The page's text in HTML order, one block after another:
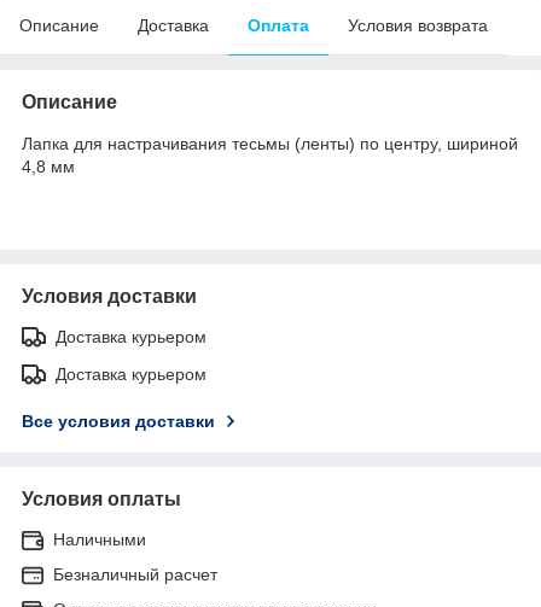
Описание Доставка Оплата Условия возврата
Описание
Лапка для настрачивания тесьмы (ленты) по центру, шириной
4,8 мм
Условия доставки
Доставка курьером
Доставка курьером
Все условия доставки
Условия оплаты
Наличными
Безналичный расчет